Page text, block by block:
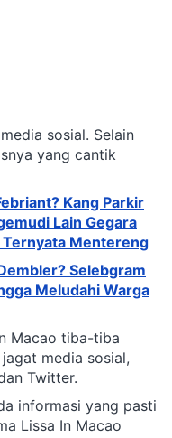
sosial. Selain
yang cantik
Kang Parkir
Lain Gegara
Ternyata Mentereng
Selebgram
Meludahi Warga
Macao tiba-tiba
media sosial,
Twitter.
informasi yang pasti
Lissa In Macao